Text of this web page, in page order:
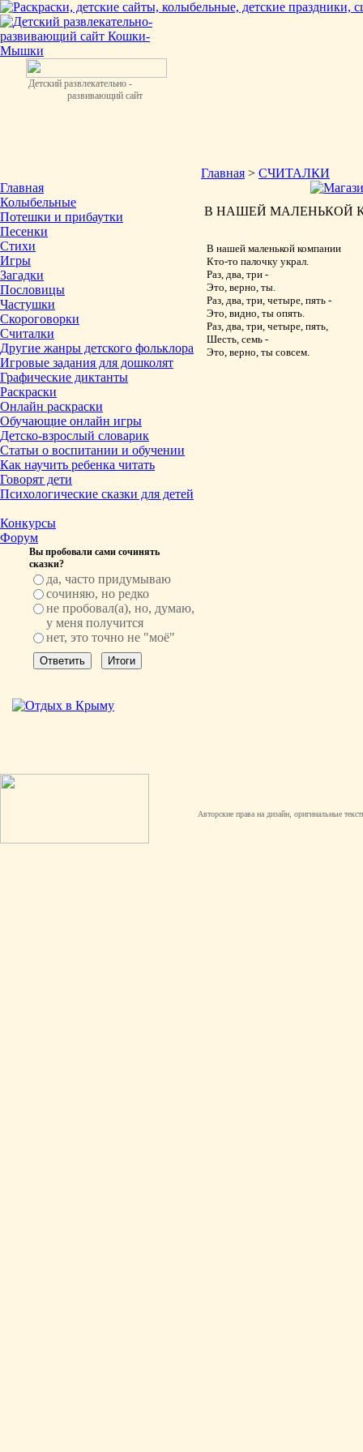
Детский развлекательно -
развивающий сайт
Главная
Колыбельные
Потешки и прибаутки
Песенки
Стихи
Игры
Загадки
Пословицы
Частушки
Скороговорки
Считалки
Другие жанры детского фольклора
Игровые задания для дошколят
Графические диктанты
Раскраски
Онлайн раскраски
Обучающие онлайн игры
Детско-взрослый словарик
Статьи о воспитании и обучении
Как научить ребенка читать
Говорят дети
Психологические сказки для детей
Конкурсы
Форум
Вы пробовали сами сочинять
сказки?
да, часто придумываю
сочиняю, но редко
не пробовал(а), но, думаю,
у меня получится
нет, это точно не "моё"
Главная > СЧИТАЛКИ
В НАШЕЙ МАЛЕНЬКОЙ
В нашей маленькой компании
Кто-то палочку украл.
Раз, два, три -
Это, верно, ты.
Раз, два, три, четыре, пять -
Это, видно, ты опять.
Раз, два, три, четыре, пять,
Шесть, семь -
Это, верно, ты совсем.
Авторские права на дизайн, оригинальные